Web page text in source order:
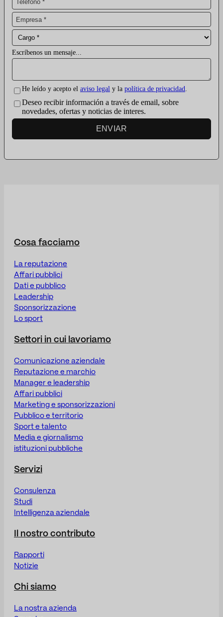
Escríbenos un mensaje...
He leído y acepto el aviso legal y la política de privacidad
Deseo recibir información a través de email, sobre
novedades, ofertas y noticias de interes.
ENVIAR
Cosa facciamo
La reputazione
Affari pubblici
Dati e pubblico
Leadership
Sponsorizzazione
Lo sport
Settori in cui lavoriamo
Comunicazione aziendale
Reputazione e marchio
Manager e leadership
Affari pubblici
Marketing e sponsorizzazioni
Pubblico e territorio
Sport e talento
Media e giornalismo
istituzioni pubbliche
Servizi
Consulenza
Studi
Intelligenza aziendale
Il nostro contributo
Rapporti
Notizie
Chi siamo
La nostra azienda